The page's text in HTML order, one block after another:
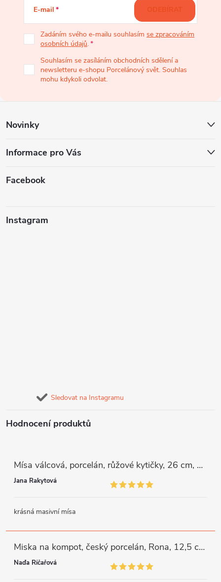
í
E-mail
Zadáním svého e-mailu souhlasím se zpracováním
osobních údajů.
Souhlasím se zasíláním obchodních sdělení a
newsletteru e-shopu Porcelánový svět. Souhlas
mohu kdykoli odvolat.
ODEBÍRAT
Novinky
Informace pro Vás
Facebook
Instagram
Sledovat na Instagramu
Hodnocení produktů
Mísa válcová, porcelán, růžové kytičky, 26 cm, G. Benedikt
Jana Rakytová
krásná masivní mísa
Miska na kompot, český porcelán, Rona, 12,5 cm, bílý, G. Benedikt
Naďa Říčařová